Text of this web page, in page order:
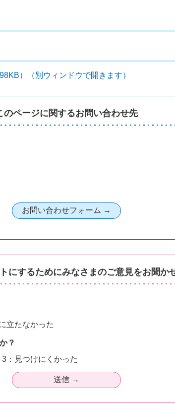
）（別ウィンドウで開きます）
のページに関するお問い合わせ先
にするためにみなさまのご意見をお聞か
立たなかった
？
3：見つけにくかった